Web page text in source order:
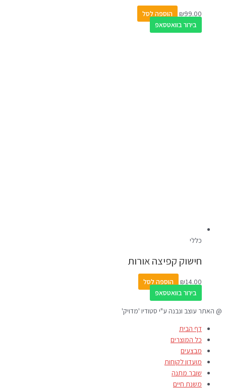
₪99.00
הוספה לסל
בירור בוואטסאפ
כללי
חישוק קפיצה אורות
₪14.00
הוספה לסל
בירור בוואטסאפ
@ האתר עוצב ונבנה ע"י סטודיו 'מדויק'
דף הבית
כל המוצרים
מבצעים
מועדון לקוחות
שובר מתנה
משנת חיים